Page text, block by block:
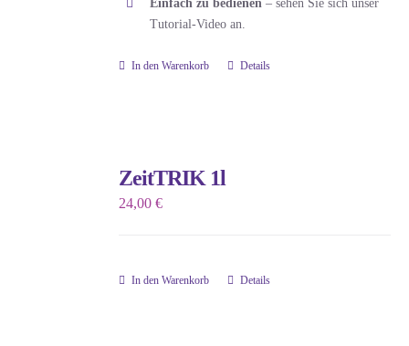
Einfach zu bedienen – sehen Sie sich unser
Tutorial-Video an.
In den Warenkorb Details
ZeitTRIK 1l
24,00€
In den Warenkorb Details